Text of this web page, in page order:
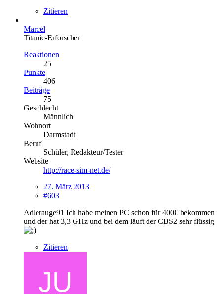
Zitieren
Marcel
Titanic-Erforscher
Reaktionen
25
Punkte
406
Beiträge
75
Geschlecht
Männlich
Wohnort
Darmstadt
Beruf
Schüler, Redakteur/Tester
Website
http://race-sim-net.de/
27. März 2013
#603
Adlerauge91 Ich habe meinen PC schon für 400€ bekommen
und der hat 3,3 GHz und bei dem läuft der CBS2 sehr flüssig
Zitieren